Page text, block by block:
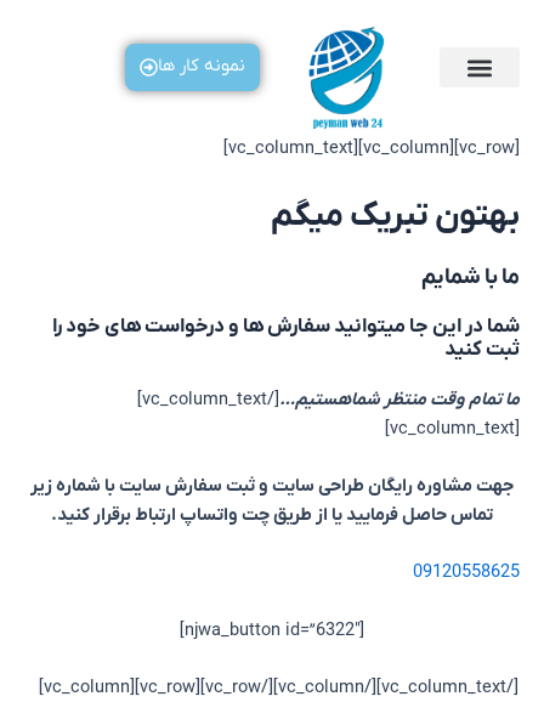
نمونه کار ها
[vc_row][vc_column][vc_column_text]
بهتون تبریک میگم
ما با شمایم
شما در این جا میتوانید سفارش ها و درخواست های خود را
ثبت کنید
ما تمام وقت منتظر شماهستیم…
جهت مشاوره رایگان طراحی سایت و ثبت سفارش سایت با شماره زیر
تماس حاصل فرمایید یا از طریق چت واتساپ ارتباط برقرار کنید.
09120558625
[/vc_column_text][/vc_column][/vc_row][vc_row][vc_column]